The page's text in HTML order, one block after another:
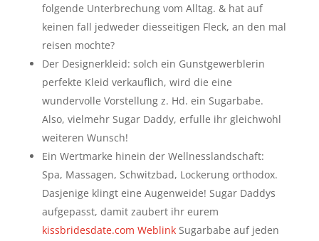
folgende Unterbrechung vom Alltag. & hat auf
keinen fall jedweder diesseitigen Fleck, an den mal
reisen mochte?
Der Designerkleid: solch ein Gunstgewerblerin
perfekte Kleid verkauflich, wird die eine
wundervolle Vorstellung z. Hd. ein Sugarbabe.
Also, vielmehr Sugar Daddy, erfulle ihr gleichwohl
weiteren Wunsch!
Ein Wertmarke hinein der Wellnesslandschaft:
Spa, Massagen, Schwitzbad, Lockerung orthodox.
Dasjenige klingt eine Augenweide! Sugar Daddys
aufgepasst, damit zaubert ihr eurem
kissbridesdate.com WeblinkSugarbabe auf jeden